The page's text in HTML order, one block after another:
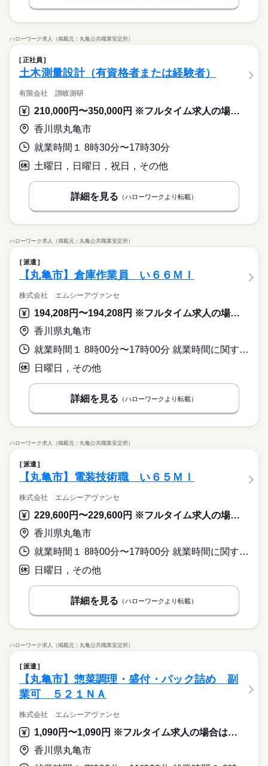
ハローワーク求人（掲載元：丸亀公共職業安定所）
正社員
土木測量設計（有資格者または経験者）
有限会社 讃岐測研
210,000円〜350,000円 ※フルタイム求人の場合は月額（換算額）、パート求人の場合は時間額を表示しています。
香川県丸亀市
就業時間１ 8時30分〜17時30分
土曜日，日曜日，祝日，その他
詳細を見る （ハローワークより転載）
ハローワーク求人（掲載元：丸亀公共職業安定所）
派遣
【丸亀市】倉庫作業員 い６６ＭＩ
株式会社 エムシーアヴァンセ
194,208円〜194,208円 ※フルタイム求人の場合は月額（換算額）、パート求人の場合は時間額を表示しています。
香川県丸亀市
就業時間１ 8時00分〜17時00分 就業時間に関する特記事項 ＊週４０時間を超える場合は、残業代支給あり
日曜日，その他
詳細を見る （ハローワークより転載）
ハローワーク求人（掲載元：丸亀公共職業安定所）
派遣
【丸亀市】電装技術職 い６５ＭＩ
株式会社 エムシーアヴァンセ
229,600円〜229,600円 ※フルタイム求人の場合は月額（換算額）、パート求人の場合は時間額を表示しています。
香川県丸亀市
就業時間１ 8時00分〜17時00分 就業時間に関する特記事項 ＊週４０時間を超える場合は、残業代支給あり。
日曜日，その他
詳細を見る （ハローワークより転載）
ハローワーク求人（掲載元：丸亀公共職業安定所）
派遣
【丸亀市】惣菜調理・盛付・パック詰め 副
業可 ５２１ＮＡ
株式会社 エムシーアヴァンセ
1,090円〜1,090円 ※フルタイム求人の場合は月額（換算額）、パート求人の場合は時間額を表示しています。
香川県丸亀市